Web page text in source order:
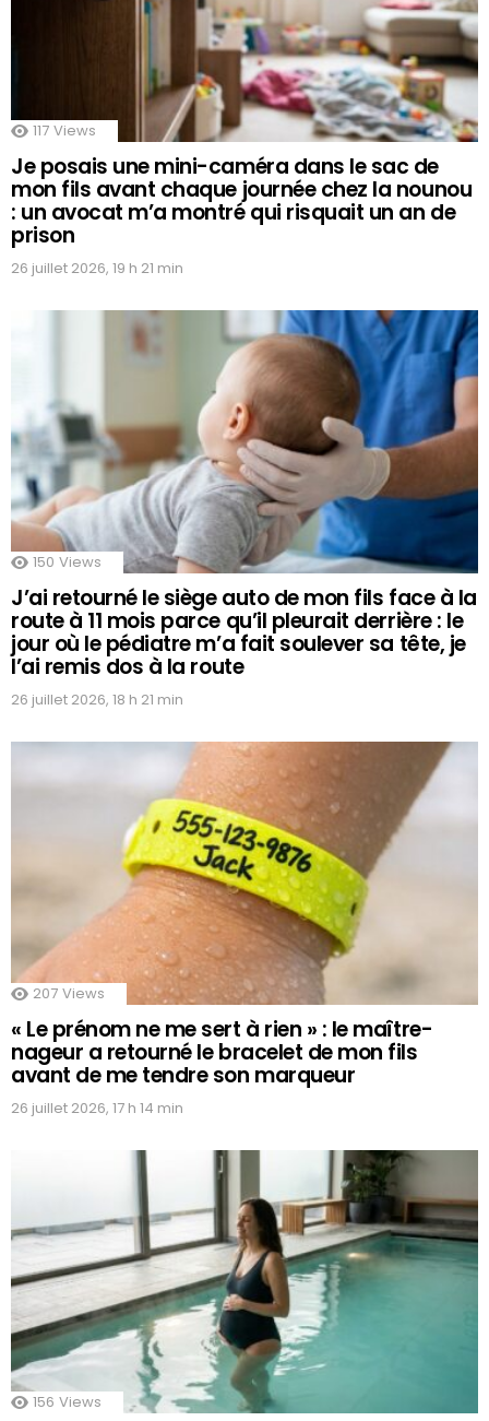
117 Views
Je posais une mini-caméra dans le sac de
mon fils avant chaque journée chez la nounou
: un avocat m’a montré qui risquait un an de
prison
26 juillet 2026, 19 h 21 min
150 Views
J’ai retourné le siège auto de mon fils face à la
route à 11 mois parce qu’il pleurait derrière : le
jour où le pédiatre m’a fait soulever sa tête, je
l’ai remis dos à la route
26 juillet 2026, 18 h 21 min
207 Views
« Le prénom ne me sert à rien » : le maître-
nageur a retourné le bracelet de mon fils
avant de me tendre son marqueur
26 juillet 2026, 17 h 14 min
156 Views